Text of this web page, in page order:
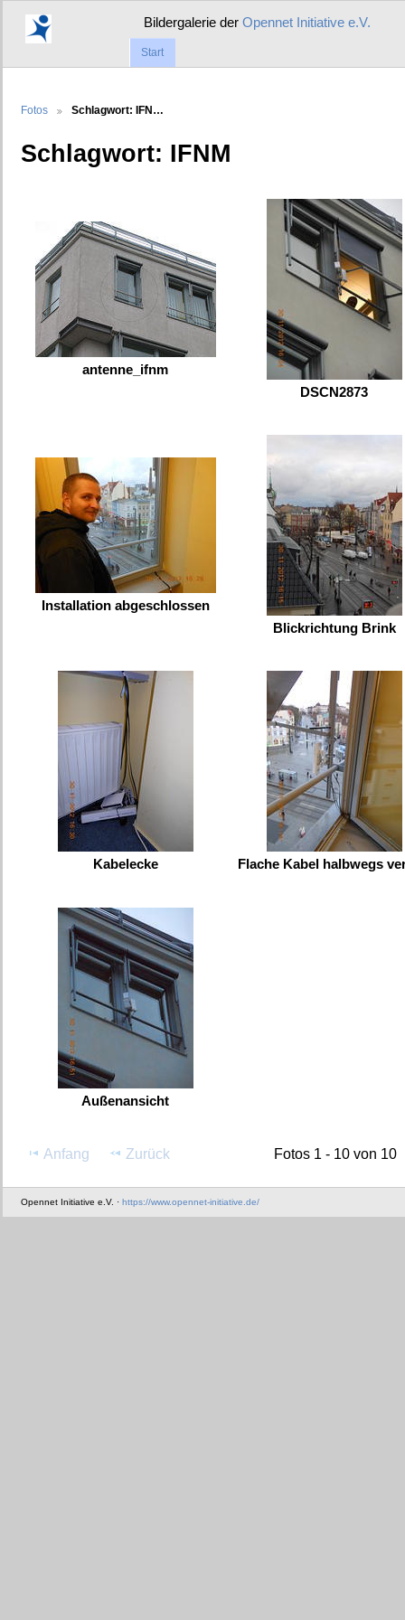
Bildergalerie derOpennet Initiative e.V.
Start
Fotos Schlagwort: IFN…
Schlagwort: IFNM
antenne_ifnm
DSCN2873
Installation abgeschlossen
Blickrichtung Brink
Kabelecke Flache Kabel halbwegs
Außenansicht
Anfang Zurück Fotos 1 - 10 von 10
Opennet Initiative e.V. · https://www.opennet-initiative.de/